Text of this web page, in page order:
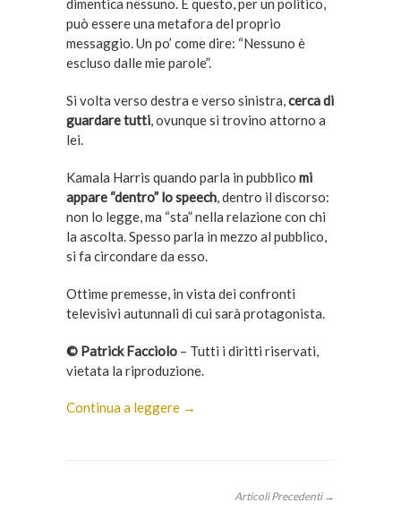
dimentica nessuno. E questo, per un politico,
può essere una metafora del proprio
messaggio. Un po’ come dire: “Nessuno è
escluso dalle mie parole”.
Si volta verso destra e verso sinistra,cerca di
guardare tutti, ovunque si trovino attorno a
lei.
Kamala Harris quando parla in pubblico mi
appare “dentro” lo speech, dentro il discorso:
non lo legge, ma “sta” nella relazione con chi
la ascolta. Spesso parla in mezzo al pubblico,
si fa circondare da esso.
Ottime premesse, in vista dei confronti
televisivi autunnali di cui sarà protagonista.
© Patrick Facciolo– Tutti i diritti riservati,
vietata la riproduzione.
Continua a leggere →
Articoli Precedenti →